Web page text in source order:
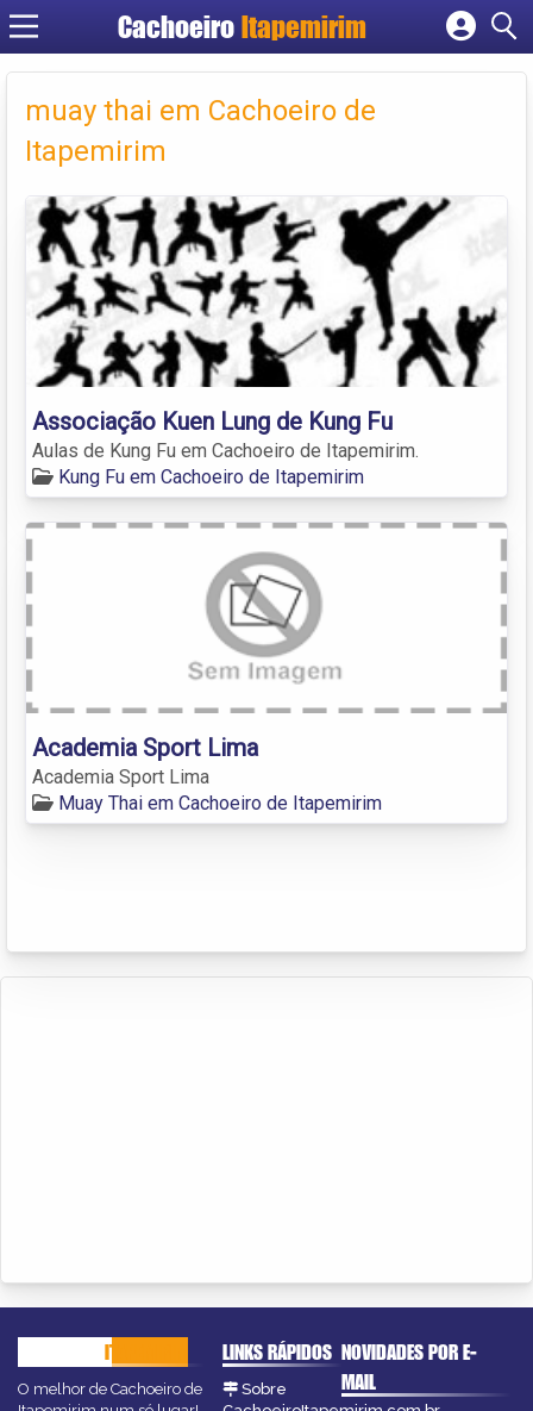
Cachoeiro Itapemirim
Cadastrar empresa
Criar conta
muay thai em Cachoeiro de
Itapemirim
Associação Kuen Lung de Kung Fu
Aulas de Kung Fu em Cachoeiro de Itapemirim.
Kung Fu em Cachoeiro de Itapemirim
Academia Sport Lima
Academia Sport Lima
Muay Thai em Cachoeiro de Itapemirim
ITAPEMIRIM
O melhor de Cachoeiro de
LINKS RÁPIDOS
Sobre
NOVIDADES POR E-
MAIL